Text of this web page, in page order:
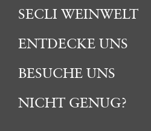
SECLI WEINWELT
ENTDECKE UNS
BESUCHE UNS
NICHT GENUG?